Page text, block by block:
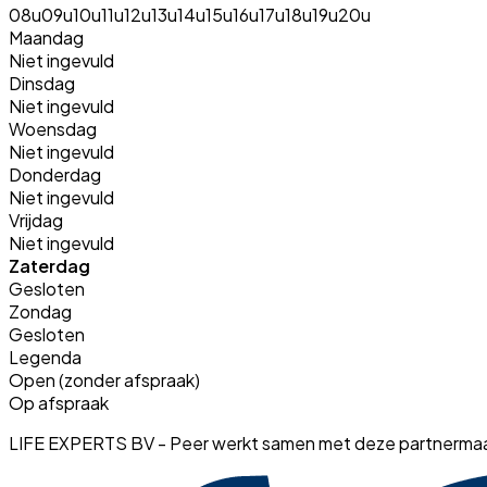
08u09u10u11u12u13u14u15u16u17u18u19u20u
Maandag
Niet ingevuld
Dinsdag
Niet ingevuld
Woensdag
Niet ingevuld
Donderdag
Niet ingevuld
Vrijdag
Niet ingevuld
Zaterdag
Gesloten
Zondag
Gesloten
Legenda
Open (zonder afspraak)
Op afspraak
LIFE EXPERTS BV - Peer werkt samen met deze